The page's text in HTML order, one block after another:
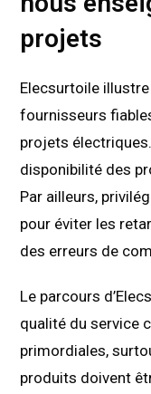
projets
Elecsurtoile
fournisseurs
projets
disponibilité des
Par ailleurs,
pour éviter les
des erreurs de
Le parcours
qualité du service
primordiales,
produits doivent